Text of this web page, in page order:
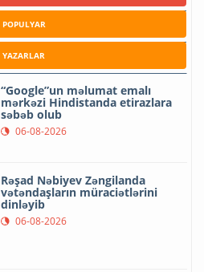
POPULYAR
YAZARLAR
“Google”un məlumat emalı
mərkəzi Hindistanda etirazlara
səbəb olub
06-08-2026
Rəşad Nəbiyev Zəngilanda
vətəndaşların müraciətlərini
dinləyib
06-08-2026